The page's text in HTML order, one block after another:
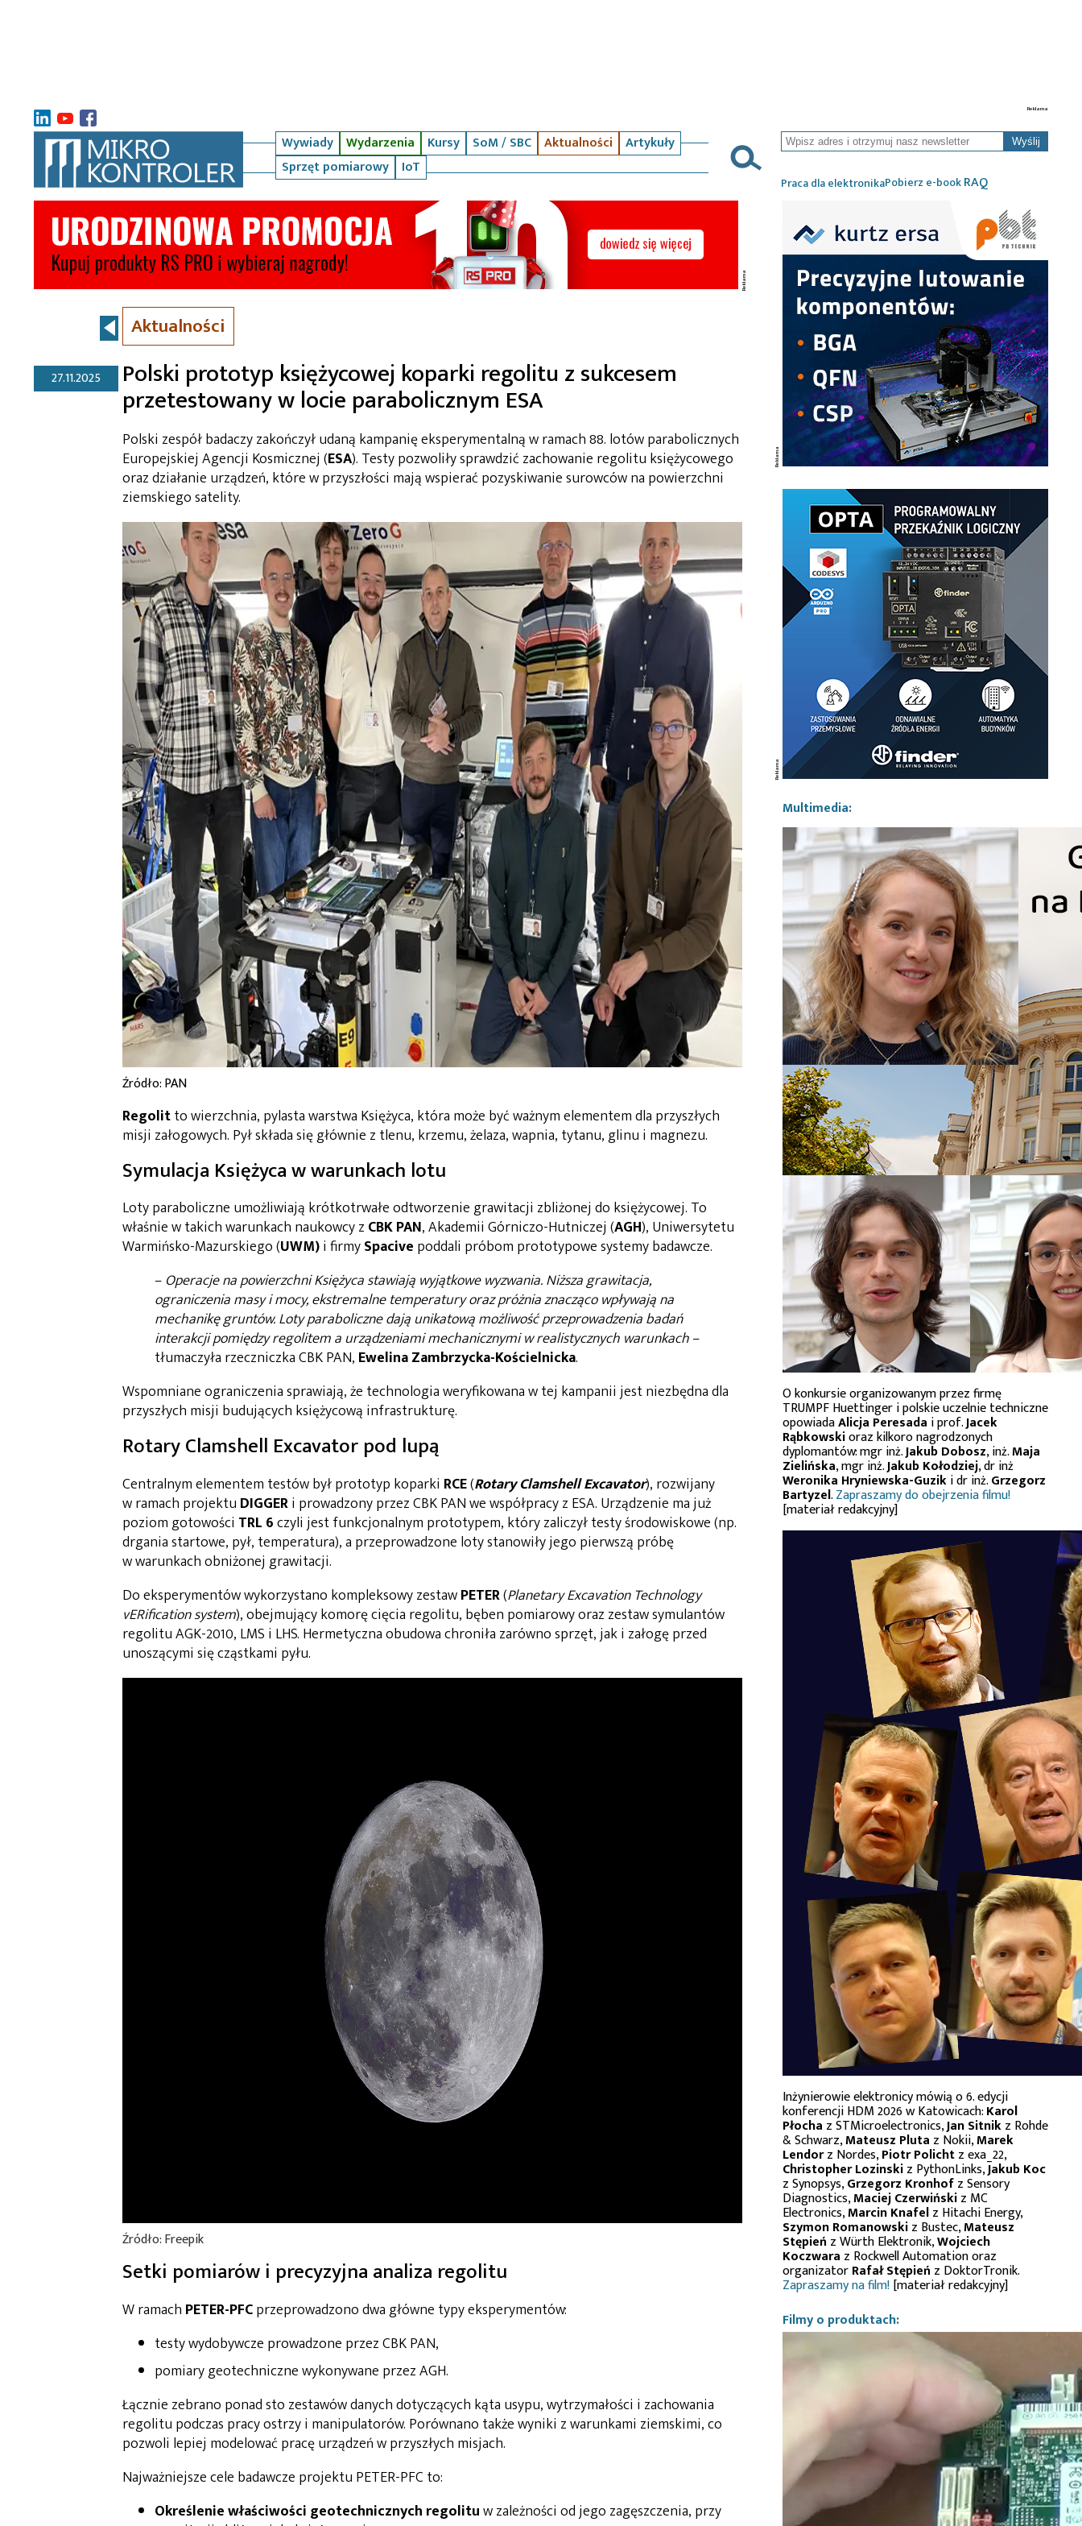
Wywiady Wydarzenia Kursy SoM / SBC Aktualności
Artykuły
Sprzęt pomiarowy
IoT
Wyślij
Praca dla elektronikaPobierz e-bookRAQ
Aktualności
27.11.2025 Polski prototyp księżycowej koparki regolitu z sukcesem
przetestowany w locie parabolicznym ESA
Polski zespół badaczy zakończył udaną kampanię eksperymentalną w ramach 88. lotów parabolicznych
Europejskiej Agencji Kosmicznej (ESA). Testy pozwoliły sprawdzić zachowanie regolitu księżycowego
oraz działanie urządzeń, które w przyszłości mają wspierać pozyskiwanie surowców na powierzchni
ziemskiego satelity.
Źródło: PAN
Regolitto wierzchnia, pylasta warstwa Księżyca, która może być ważnym elementem dla przyszłych
misji załogowych. Pył składa się głównie z tlenu, krzemu, żelaza, wapnia, tytanu, glinu i magnezu.
Symulacja Księżyca w warunkach lotu
Loty paraboliczne umożliwiają krótkotrwałe odtworzenie grawitacji zbliżonej do księżycowej. To
właśnie w takich warunkach naukowcy z CBK PAN, Akademii Górniczo-Hutniczej (AGH), Uniwersytetu
Warmińsko-Mazurskiego (UWM)i firmySpacive poddali próbom prototypowe systemy badawcze.
– Operacje na powierzchni Księżyca stawiają wyjątkowe wyzwania. Niższa grawitacja,
ograniczenia masy i mocy, ekstremalne temperatury oraz próżnia znacząco wpływają na
mechanikę gruntów. Loty paraboliczne dają unikatową możliwość przeprowadzenia badań
interakcji pomiędzy regolitem a urządzeniami mechanicznymi w realistycznych warunkach–
tłumaczyła rzeczniczka CBK PAN, Ewelina Zambrzycka-Kościelnicka.
Wspomniane ograniczenia sprawiają, że technologia weryfikowana w tej kampanii jest niezbędna dla
przyszłych misji budujących księżycową infrastrukturę.
Rotary Clamshell Excavator pod lupą
Centralnym elementem testów był prototyp koparki RCE(Rotary Clamshell Excavator), rozwijany
w ramach projektu DIGGERi prowadzony przez CBK PAN we współpracy z ESA. Urządzenie ma już
poziom gotowości TRL 6czyli jest funkcjonalnym prototypem, który zaliczył testy środowiskowe (np.
drgania startowe, pył, temperatura), a przeprowadzone loty stanowiły jego pierwszą próbę
w warunkach obniżonej grawitacji.
Do eksperymentów wykorzystano kompleksowy zestawPETER(Planetary Excavation Technology
vERification system), obejmujący komorę cięcia regolitu, bęben pomiarowy oraz zestaw symulantów
regolitu AGK-2010, LMS i LHS. Hermetyczna obudowa chroniła zarówno sprzęt, jak i załogę przed
unoszącymi się cząstkami pyłu.
Źródło:Freepik
Setki pomiarów i precyzyjna analiza regolitu
W ramach PETER-PFCprzeprowadzono dwa główne typy eksperymentów:
testy wydobywcze prowadzone przez CBK PAN,
pomiary geotechniczne wykonywane przez AGH.
Łącznie zebrano ponad sto zestawów danych dotyczących kąta usypu, wytrzymałości i zachowania
regolitu podczas pracy ostrzy i manipulatorów. Porównano także wyniki z warunkami ziemskimi, co
pozwoli lepiej modelować pracę urządzeń w przyszłych misjach.
Najważniejsze cele badawcze projektu PETER-PFC to:
Określenie właściwości geotechnicznych regolituw zależności od jego zagęszczenia, przy
Multimedia:
O konkursie organizowanym przez firmę
TRUMPF Huettinger i polskie uczelnie techniczne
opowiadaAlicja Peresada i prof.Jacek
Rąbkowskioraz kilkoro nagrodzonych
dyplomantów: mgr inż.Jakub Dobosz, inż.Maja
Zielińska, mgr inż.Jakub Kołodziej, dr inż
Weronika Hryniewska-Guziki dr inż.Grzegorz
Bartyzel.Zapraszamy do obejrzenia filmu!
[materiał redakcyjny]
Inżynierowie elektronicy mówią o 6. edycji
konferencji HDM 2026 w Katowicach:Karol
Płocha z STMicroelectronics,Jan Sitnikz Rohde
& Schwarz,Mateusz Pluta z Nokii,Marek
Lendorz Nordes,Piotr Polichtz exa_22,
Christopher Lozinskiz PythonLinks,Jakub Koc
z Synopsys,Grzegorz Kronhofz Sensory
Diagnostics,Maciej Czerwińskiz MC
Electronics,Marcin Knafelz Hitachi Energy,
Szymon Romanowskiz Bustec,Mateusz
Stępień z Würth Elektronik,Wojciech
Koczwara z Rockwell Automation oraz
organizatorRafał Stępień z DoktorTronik.
Zapraszamy na film![materiał redakcyjny]
Filmy o produktach: